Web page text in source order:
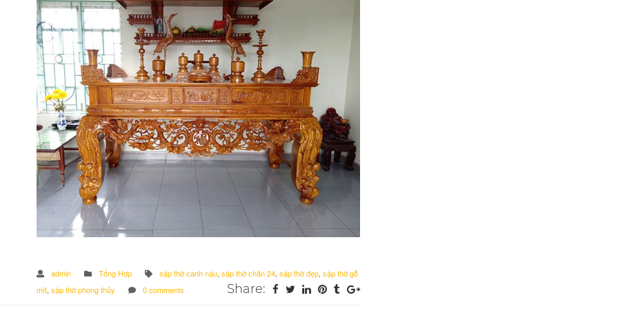
admin Tổng Hợp sập thờ canh nậu sập thờ chân 24 sập thờ đẹp sập thờ gỗ
mít sập thờ phong thủy 0 comments Share: